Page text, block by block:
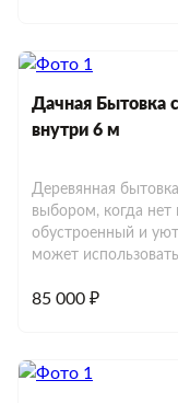
Дачная Бытовка
внутри 6 м
Деревянная
выбором, когда нет
обустроенный и
может
85 000 ₽